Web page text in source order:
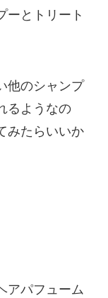
ーとトリート
他のシャンプ
るようなの
みたらいいか
アパフューム